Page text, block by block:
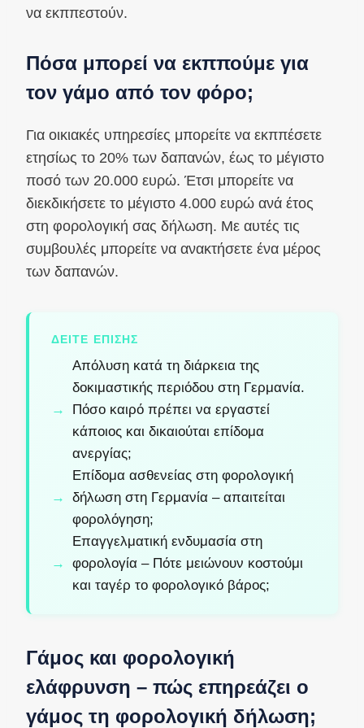
να εκππεστούν.
Πόσα μπορεί να εκππούμε για
τον γάμο από τον φόρο;
Για οικιακές υπηρεσίες μπορείτε να εκππέσετε
ετησίως το 20% των δαπανών, έως το μέγιστο
ποσό των 20.000 ευρώ. Έτσι μπορείτε να
διεκδικήσετε το μέγιστο 4.000 ευρώ ανά έτος
στη φορολογική σας δήλωση. Με αυτές τις
συμβουλές μπορείτε να ανακτήσετε ένα μέρος
των δαπανών.
ΔΕΊΤΕ ΕΠΊΣΗΣ
Απόλυση κατά τη διάρκεια της
δοκιμαστικής περιόδου στη Γερμανία.
Πόσο καιρό πρέπει να εργαστεί
κάποιος και δικαιούται επίδομα
ανεργίας;
Επίδομα ασθενείας στη φορολογική
δήλωση στη Γερμανία – απαιτείται
φορολόγηση;
Επαγγελματική ενδυμασία στη
φορολογία – Πότε μειώνουν κοστούμι
και ταγέρ το φορολογικό βάρος;
Γάμος και φορολογική
ελάφρυνση – πώς επηρεάζει ο
γάμος τη φορολογική δήλωση;